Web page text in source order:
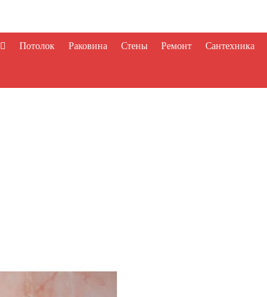
Потолок Раковина Стены Ремонт Сантехника